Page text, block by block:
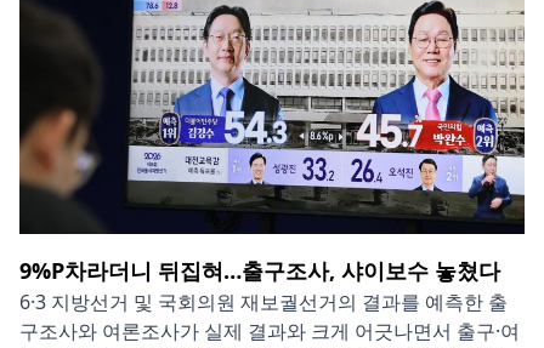
9%P차라더니 뒤집혀…출구조사, 샤이보수 놓쳤다
6·3 지방선거 및 국회의원 재보궐선거의 결과를 예측한 출
구조사와 여론조사가 실제 결과와 크게 어긋나면서 출구·여